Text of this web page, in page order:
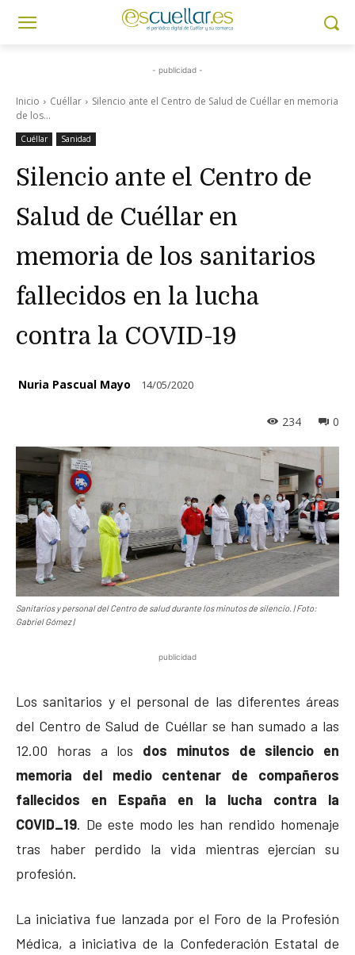
- publicidad -
Inicio Cuéllar
Silencio ante el Centro de Salud de Cuéllar en memoria
de los...
Cuéllar Sanidad
Silencio ante el Centro de
Salud de Cuéllar en
memoria de los sanitarios
fallecidos en la lucha
contra la COVID-19
Nuria Pascual Mayo 14/05/2020
0
234
Sanitarios y personal del Centro de salud durante los minutos de silencio. | Foto:
Gabriel Gómez |
publicidad
Los sanitarios y el personal de las diferentes áreas
del Centro de Salud de Cuéllar se han sumado a las
12.00 horas a los dos minutos de silencio en
memoria del medio centenar de compañeros
fallecidos en España en la lucha contra la
COVID_19. De este modo les han rendido homenaje
tras haber perdido la vida mientras ejercían su
profesión.
La iniciativa fue lanzada por el Foro de la Profesión
Médica, a iniciativa de la Confederación Estatal de